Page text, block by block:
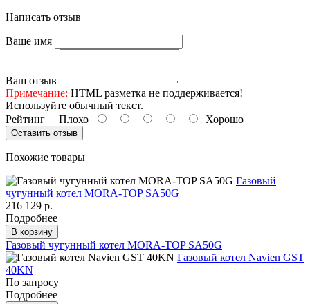
Написать отзыв
Ваше имя
Ваш отзыв
Примечание: HTML разметка не поддерживается!
Используйте обычный текст.
Рейтинг Плохо Хорошо
Оставить отзыв
Похожие товары
Газовый
чугунный котел MORA-TOP SA50G
216 129 р.
Подробнее
В корзину
Газовый чугунный котел MORA-TOP SA50G
Газовый котел Navien GST
40KN
По запросу
Подробнее